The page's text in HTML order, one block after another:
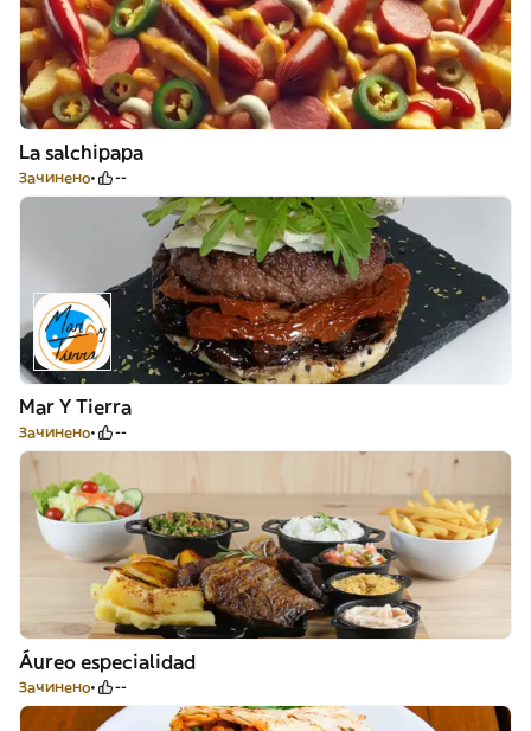
La salchipapa
Зачинено --
Mar Y Tierra
Зачинено --
Áureo especialidad
Зачинено --